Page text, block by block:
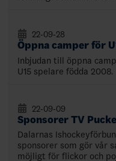
Öppna camper för
22-09-28
Inbjudan till öppna
U15 spelare födda 2008.
Sponsorer TV
22-09-09
Dalarnas
sponsorer som gör vår
möjligt för flickor och